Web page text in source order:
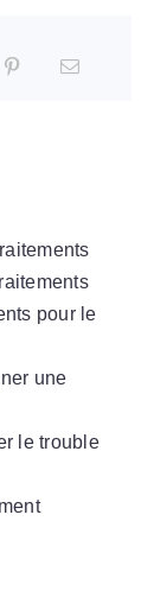
pour le
une
le trouble